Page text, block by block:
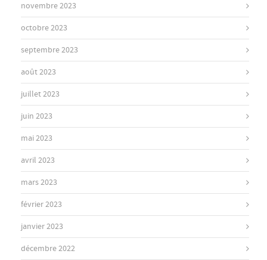
novembre 2023
octobre 2023
septembre 2023
août 2023
juillet 2023
juin 2023
mai 2023
avril 2023
mars 2023
février 2023
janvier 2023
décembre 2022